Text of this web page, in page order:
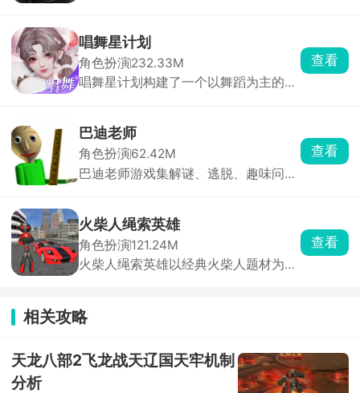
变。游戏里，通过选择与对话推动剧情
发展，每一次抉择都影响角色关系与结
局走向，故事充满不确定性，每个决定
都会引发连锁反应。游戏中的角色都藏
唱舞星计划
角色扮演232.33M
唱舞星计划构建了一个以舞蹈为主的幻
衣服，用跳舞的方式与其他玩家同台竞
技，提升自己的艺术品鉴能力和身体灵
活性。游戏中有大量的音乐曲库，环境
也可以自由探索，努力成为你心目中的
查看
巴迪老师
角色扮演62.42M
巴迪老师游戏集解谜、逃脱、趣味问答
花八门的谜题，一边想办法逃出学校。
一路上还会接连碰到各种脑洞大开的虐
心难题，想要通关可没那么简单。
查看
火柴人绳索英雄
角色扮演121.24M
火柴人绳索英雄以经典火柴人题材为主
扫荡，寻找对城市有威胁的敌人，充分
展示高超的技能，与敌人展开激烈的格
拯救城市的挑战。
查看
相关攻略
天龙八部2飞龙战天辽国天牢机制
分析